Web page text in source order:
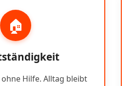
🏠
Hilfe. Alltag bleibt